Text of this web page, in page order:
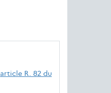
article R. 82 du